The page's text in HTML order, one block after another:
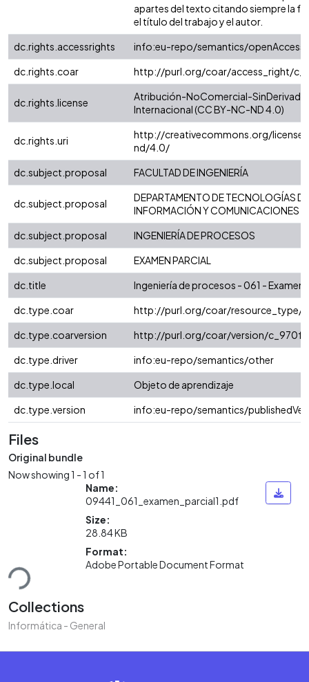
apartes del texto citando siempre la
el título del trabajo y el autor.
dc.rights.accessrights
info:eu-repo/semantics/openAccess
dc.rights.coar
http://purl.org/coar/access_right/
dc.rights.license
Atribución-NoComercial-
Internacional (CC BY-NC-ND 4.0)
dc.rights.uri
http://creativecommons.org/
nd/4.0/
dc.subject.proposal
FACULTAD DE INGENIERÍA
dc.subject.proposal
DEPARTAMENTO DE TECNOLOGÍAS DE
INFORMACIÓN Y COMUNICACIONES
dc.subject.proposal
INGENIERÍA DE PROCESOS
dc.subject.proposal
EXAMEN PARCIAL
dc.title
Ingeniería de procesos - 061 - Examen
dc.type.coar
http://purl.org/coar/resource_type/
dc.type.coarversion
http://purl.org/coar/version/
dc.type.driver
info:eu-repo/semantics/other
dc.type.local
Objeto de aprendizaje
dc.type.version
info:eu-repo/semantics/
Files
Original bundle
Now showing1 - 1 of 1
Name:
09441_061_examen_parcial1.pdf
Size:
28.84 KB
Format:
Adobe Portable Document Format
Collections
Informática - General